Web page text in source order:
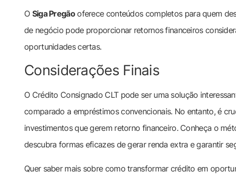
O Siga Pregãooferece conteúdos completos para quem
de negócio pode proporcionar retornos financeiros
oportunidades certas.
Considerações Finais
O Crédito Consignado CLT pode ser uma solução
comparado a empréstimos convencionais. No entanto, é
investimentos que gerem retorno financeiro. Conheça o
descubra formas eficazes de gerar renda extra e garantir
Quer saber mais sobre como transformar crédito em